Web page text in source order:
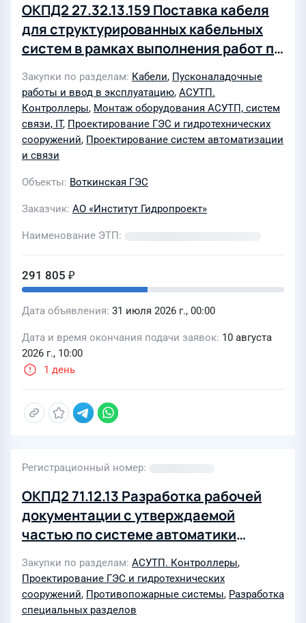
ОКПД2 27.32.13.159 Поставка кабеля
для структурированных кабельных
систем в рамках выполнения работ по
монтажу и наладке оборудования
системы автоматизации
инструментальных наблюдений за
состоянием бетонных сооружений
Воткинской ГЭС (Лот №0050-ТПИР
ОБСЛ ДОХ-2026-ГП)
Закупки по разделам Кабели, Пусконаладочные
работы и ввод в эксплуатацию, АСУТП.
Контроллеры, Монтаж оборудования АСУТП, систем
связи, IT, Проектирование ГЭС и гидротехнических
сооружений, Проектирование систем автоматизации
и связи
Объекты Воткинская ГЭС
Заказчик АО «Институт Гидропроект»
Наименование ЭТП
291 805 ₽
Дата объявления 31 июля 2026 г., 00:00
Дата и время окончания подачи заявок 10 августа
2026 г., 10:00
1 день
Регистрационный номер
ОКПД2 71.12.13 Разработка рабочей
документации с утверждаемой
частью по системе автоматики
управления пожаротушением и
автоматики управления пожарной
сигнализацией Филиала ПАО
«РусГидро» - «Волжская ГЭС»
Закупки по разделам АСУТП. Контроллеры,
Проектирование ГЭС и гидротехнических
сооружений, Противопожарные системы, Разработка
специальных разделов